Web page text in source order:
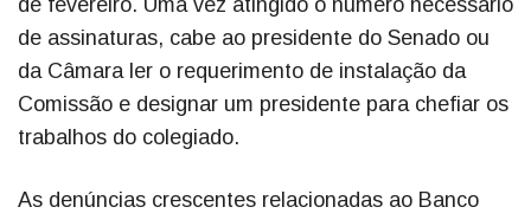
de fevereiro. Uma vez atingido o número necessário
de assinaturas, cabe ao presidente do Senado ou
da Câmara ler o requerimento de instalação da
Comissão e designar um presidente para chefiar os
trabalhos do colegiado.
As denúncias crescentes relacionadas ao Banco